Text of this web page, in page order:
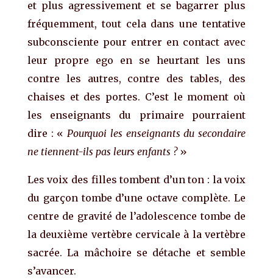
et plus agressivement et se bagarrer plus
fréquemment, tout cela dans une tentative
subconsciente pour entrer en contact avec
leur propre ego en se heurtant les uns
contre les autres, contre des tables, des
chaises et des portes. C’est le moment où
les enseignants du primaire pourraient
dire : «Pourquoi les enseignants du secondaire
ne tiennent-ils pas leurs enfants ?»
Les voix des filles tombent d’un ton : la voix
du garçon tombe d’une octave complète. Le
centre de gravité de l’adolescence tombe de
la deuxième vertèbre cervicale à la vertèbre
sacrée. La mâchoire se détache et semble
s’avancer.